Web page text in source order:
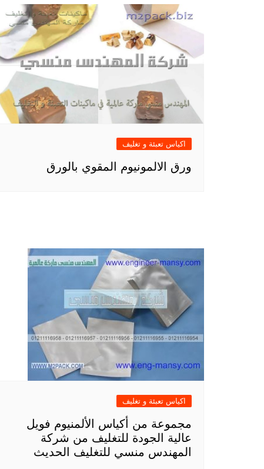
اكياس تعبئة و تغليف
ورق الالمونيوم المقوي بالورق
اكياس تعبئة و تغليف
مجموعة من أكياس الألمنيوم فويل
عالية الجودة للتغليف من شركة
المهندس منسي للتغليف الحديث